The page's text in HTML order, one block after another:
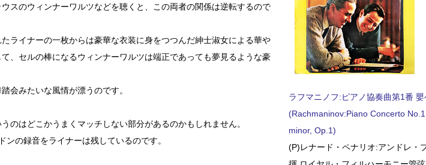
スのウィンナーワルツなどを聴くと、この両者の関係は逆転するので
たライナーの一枚からは豪華な衣装に身をつつんだ紳士淑女による華や
、セルの棒になるウィンナーワルツは端正であっても夢見るような豪
会みたいな風情が漂うのです。
のはどこかうまくマッチしない部分があるのかもしれません。
の録音をライナーは残しているのです。
ラフマニノフ:ピアノ協奏曲第1番
(Rachmaninov:Piano Concerto
minor, Op.1)
(P)レナード・ペナリオ:アンドレ・